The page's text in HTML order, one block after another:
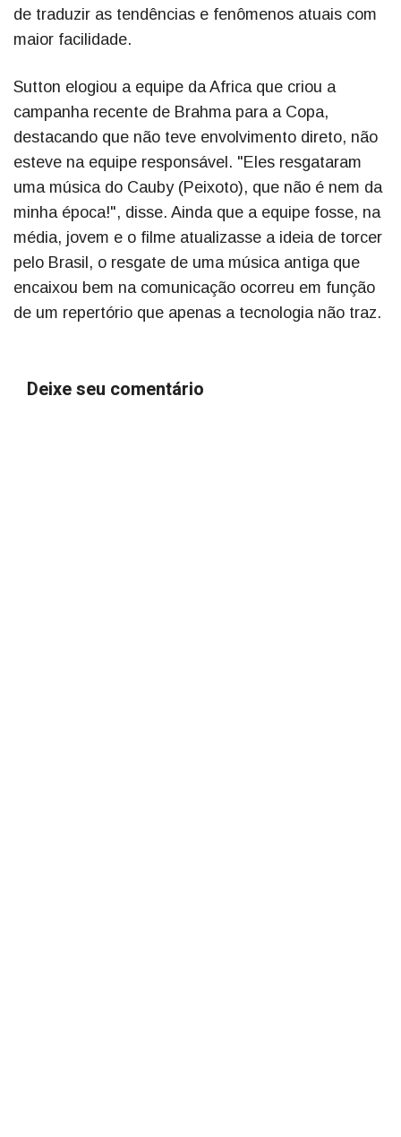
de traduzir as tendências e fenômenos atuais com
maior facilidade.
Sutton elogiou a equipe da Africa que criou a
campanha recente de Brahma para a Copa,
destacando que não teve envolvimento direto, não
esteve na equipe responsável. "Eles resgataram
uma música do Cauby (Peixoto), que não é nem da
minha época!", disse. Ainda que a equipe fosse, na
média, jovem e o filme atualizasse a ideia de torcer
pelo Brasil, o resgate de uma música antiga que
encaixou bem na comunicação ocorreu em função
de um repertório que apenas a tecnologia não traz.
Deixe seu comentário